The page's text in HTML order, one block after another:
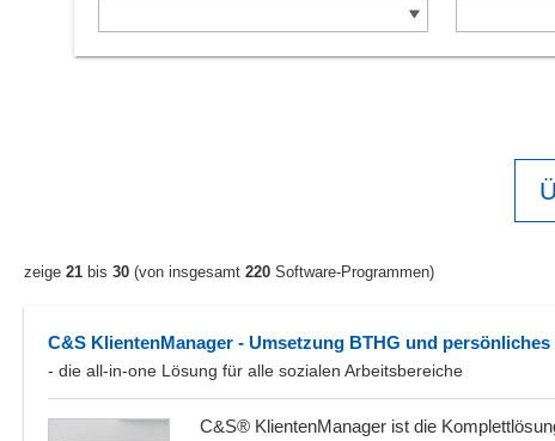
zeige 21 bis 30 (von insgesamt 220 Software-Programmen)
C&S KlientenManager - Umsetzung BTHG und
- die all-in-one Lösung für alle sozialen Arbeitsbereiche
C&S® KlientenManager ist die